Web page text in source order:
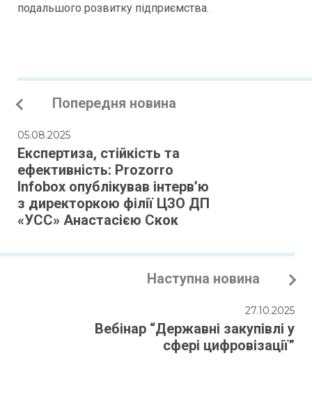
подальшого розвитку підприємства.
Попередня новина
05.08.2025
Експертиза, стійкість та
ефективність: Prozorro
Infobox опублікував інтерв’ю
з директоркою філії ЦЗО ДП
«УСС» Анастасією Скок
Наступна новина
27.10.2025
Вебінар “Державні закупівлі у
сфері цифровізації”